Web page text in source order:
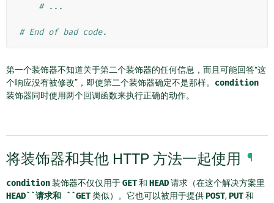
# ...
# End of bad code.
第一个装饰器不知道关于第二个装饰器的任何信息，而且可能回答“这
个响应没有被修改”，即使第二个装饰器确定不是那样。 condition
装饰器同时使用两个回调函数来执行正确的动作。
将装饰器和其他 HTTP 方法一起使用 ¶
condition装饰器不仅仅用于GET和 HEAD请求（在这个解决方案里
HEAD``请求和 ``GET类似）。它也可以被用于提供POST,PUT和